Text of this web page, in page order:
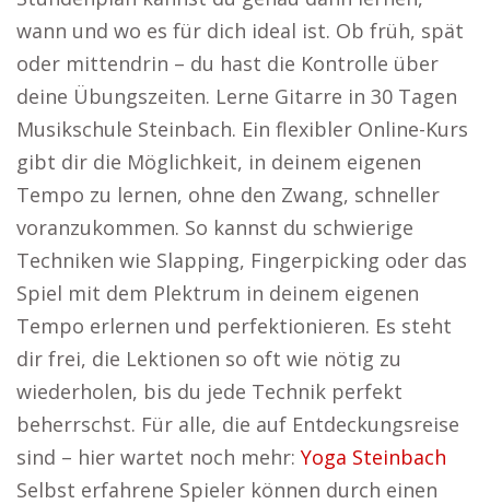
wann und wo es für dich ideal ist. Ob früh, spät
oder mittendrin – du hast die Kontrolle über
deine Übungszeiten. Lerne Gitarre in 30 Tagen
Musikschule Steinbach. Ein flexibler Online-Kurs
gibt dir die Möglichkeit, in deinem eigenen
Tempo zu lernen, ohne den Zwang, schneller
voranzukommen. So kannst du schwierige
Techniken wie Slapping, Fingerpicking oder das
Spiel mit dem Plektrum in deinem eigenen
Tempo erlernen und perfektionieren. Es steht
dir frei, die Lektionen so oft wie nötig zu
wiederholen, bis du jede Technik perfekt
beherrschst. Für alle, die auf Entdeckungsreise
sind – hier wartet noch mehr: Yoga Steinbach
Selbst erfahrene Spieler können durch einen